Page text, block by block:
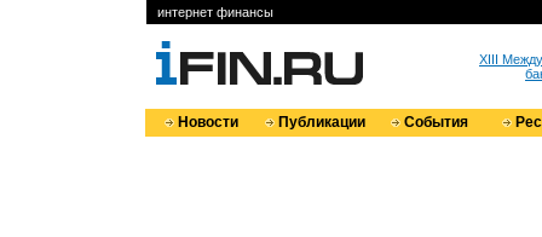
интернет финансы
XIII
Новости Публикации События